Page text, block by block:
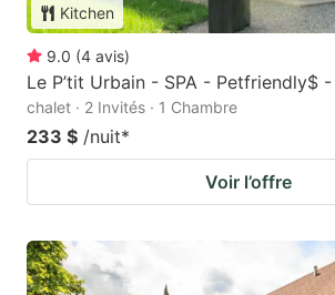
Kitchen
9.0 (4 avis)
Le P’tit Urbain - SPA - Petfriendly$
chalet · 2 Invités · 1 Chambre
233 $ /nuit*
Voir l’offre